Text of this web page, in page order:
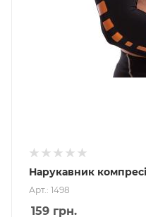
Нарукавник
Арт.: 1498
159 грн.